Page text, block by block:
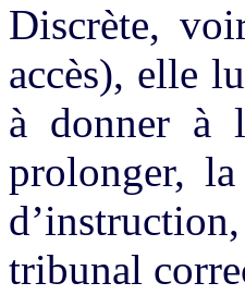
Discrète,
accès), elle
à donner à
prolonger,
tribunal